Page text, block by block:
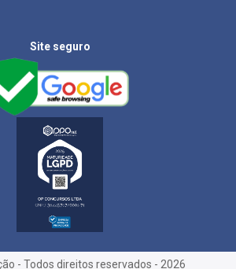
Site seguro
- Todos direitos reservados - 2026